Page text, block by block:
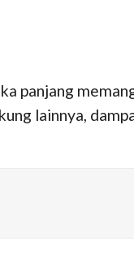
panjang
lainnya,